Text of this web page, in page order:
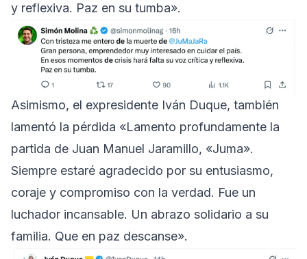
y reflexiva. Paz en su tumba».
Asimismo, el expresidente Iván Duque, también
lamentó la pérdida «Lamento profundamente la
partida de Juan Manuel Jaramillo, «Juma».
Siempre estaré agradecido por su entusiasmo,
coraje y compromiso con la verdad. Fue un
luchador incansable. Un abrazo solidario a su
familia. Que en paz descanse».